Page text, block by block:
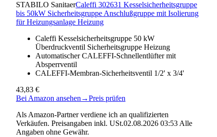
STABILO SanitaerCaleffi 302631 Kesselsicherheitsgruppe
bis 50kW Sicherheitsgruppe Anschlußgruppe mit Isolierung
für Heizungsanlage Heizung
Caleffi Kesselsicherheitsgruppe 50 kW
Überdruckventil Sicherheitsgruppe Heizung
Automatischer CALEFFI-Schnellentlüfter mit
Absperrventil
CALEFFI-Membran-Sicherheitsventil 1/2' x 3/4'
43,83 €
Bei Amazon ansehen →Preis prüfen
Als Amazon-Partner verdiene ich an qualifizierten
Verkäufen. Preisangaben inkl. USt.02.08.2026 03:53 Alle
Angaben ohne Gewähr.